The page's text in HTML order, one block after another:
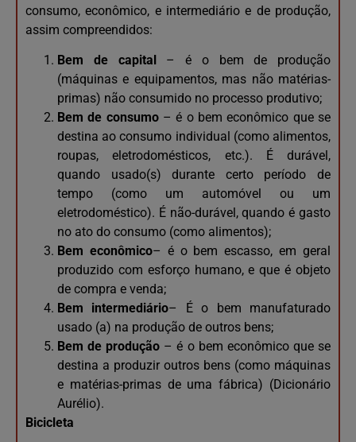
consumo, econômico, e intermediário e de produção,
assim compreendidos:
Bem de capital– é o bem de produção
(máquinas e equipamentos, mas não matérias-
primas) não consumido no processo produtivo;
Bem de consumo– é o bem econômico que se
destina ao consumo individual (como alimentos,
roupas, eletrodomésticos, etc.). É durável,
quando usado(s) durante certo período de
tempo (como um automóvel ou um
eletrodoméstico). É não-durável, quando é gasto
no ato do consumo (como alimentos);
Bem econômico– é o bem escasso, em geral
produzido com esforço humano, e que é objeto
de compra e venda;
Bem intermediário– É o bem manufaturado
usado (a) na produção de outros bens;
Bem de produção – é o bem econômico que se
destina a produzir outros bens (como máquinas
e matérias-primas de uma fábrica) (Dicionário
Aurélio).
Bicicleta